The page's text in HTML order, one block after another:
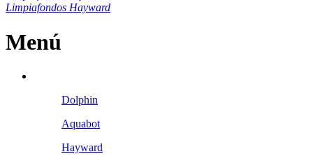
Limpiafondos Hayward
Menú
Dolphin
Aquabot
Hayward